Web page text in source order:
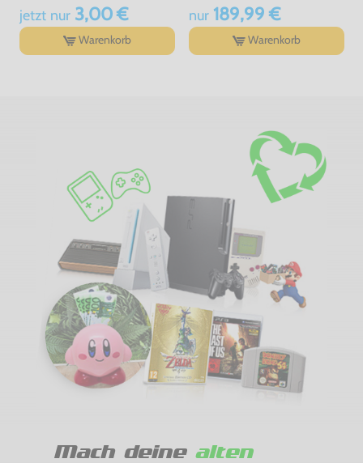
jetzt nur3,00 €
Warenkorb
nur189,99 €
Warenkorb
Mach deine alten